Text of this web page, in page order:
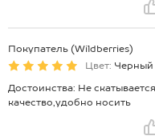
Покупатель (Wildberries)
Цвет: Черный
Достоинства: Не
качество,удобно носить